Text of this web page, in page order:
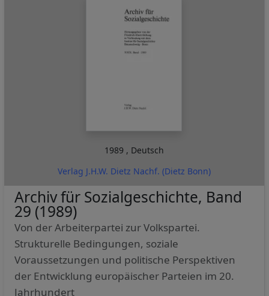
1989 , Deutsch
Verlag J.H.W. Dietz Nachf. (Dietz Bonn)
Archiv für Sozialgeschichte, Band
29 (1989)
Von der Arbeiterpartei zur Volkspartei.
Strukturelle Bedingungen, soziale
Voraussetzungen und politische Perspektiven
der Entwicklung europäischer Parteien im 20.
Jahrhundert